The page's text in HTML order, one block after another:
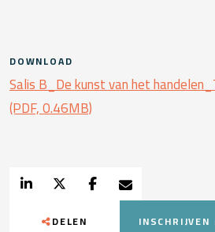
DOWNLOAD
Salis B_De kunst van het
(PDF, 0.46MB)
DELEN